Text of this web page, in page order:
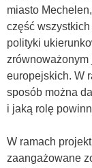
miasto
część
polityki
europejskich. W
sposób można
i jaką rolę
W ramach
zaangażowane